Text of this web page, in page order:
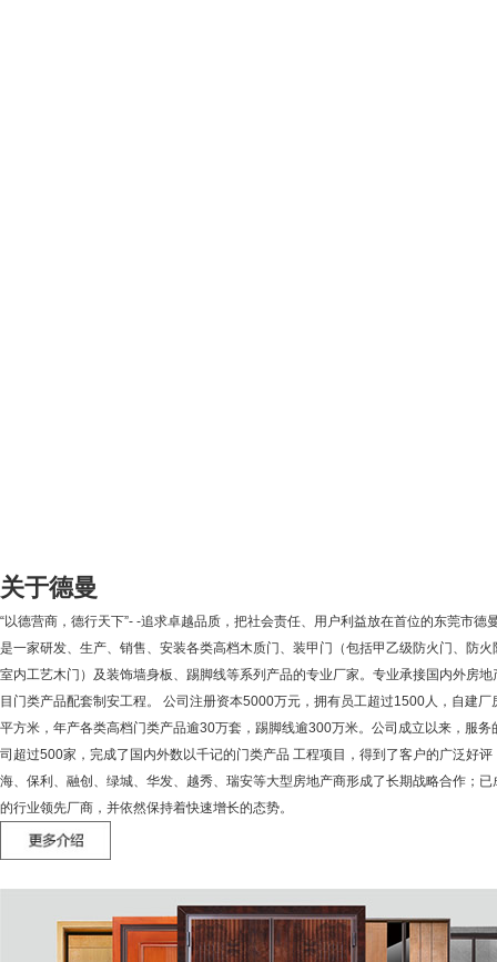
关于德曼
“以德营商，德行天下”- -追求卓越品质，把社会责任、用户利益放在首位的东莞市德
是一家研发、生产、销售、安装各类高档木质门、装甲门（包括甲乙级防火门、防火
室内工艺木门）及装饰墙身板、踢脚线等系列产品的专业厂家。专业承接国内外房地
目门类产品配套制安工程。 公司注册资本5000万元，拥有员工超过1500人，自建厂
平方米，年产各类高档门类产品逾30万套，踢脚线逾300万米。公司成立以来，服务
司超过500家，完成了国内外数以千记的门类产品 工程项目，得到了客户的广泛好评
海、保利、融创、绿城、华发、越秀、瑞安等大型房地产商形成了长期战略合作；已
的行业领先厂商，并依然保持着快速增长的态势。